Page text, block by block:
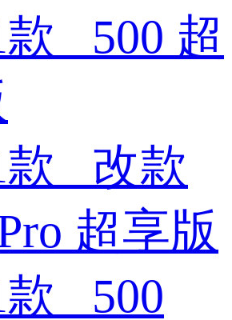
款 500 超
款 改款
超享版
款 500